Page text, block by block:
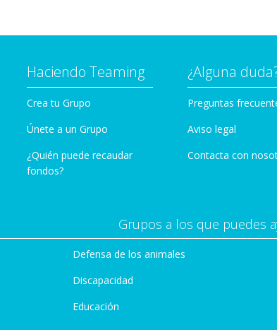
Haciendo Teaming
Crea tu Grupo
Únete a un Grupo
¿Quién puede recaudar
fondos?
¿Alguna
Preguntas
Aviso legal
Contacta con
Grupos a los que puedes
Defensa de los animales
Discapacidad
Educación